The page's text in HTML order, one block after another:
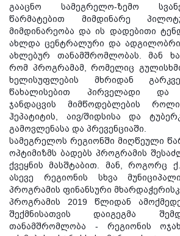
გააცნო სამეგრელო-ზემო
წარმატებით მიმდინარე
მიმდინარეობა და ის დადებითი
ახლდა ცენტრალური და
ახლებურ თანამშრომლობას. მან
რომ პროგრამამ, რომელიც
ხელისუფლების მხრიდან
წახალისებით პირველადი და
ჯანდაცვის მიმწოდებლების
ჰეპატიტის, აივ/შიდსისა და
გამოვლენასა და პრევენციაში.
სამეგრელოს რეგიონში მიღწეული
ოპტიმიზმს ბადებს პროგრამის
ქვეყნის მასშტაბით. მან, როგორც
ასევე რეგიონის სხვა
პროგრამის ფინანსური
პროგრამის 2019 წლიდან
შექმნისათვის დაიგეგმა
თანამშრომლობა - რეგიონის